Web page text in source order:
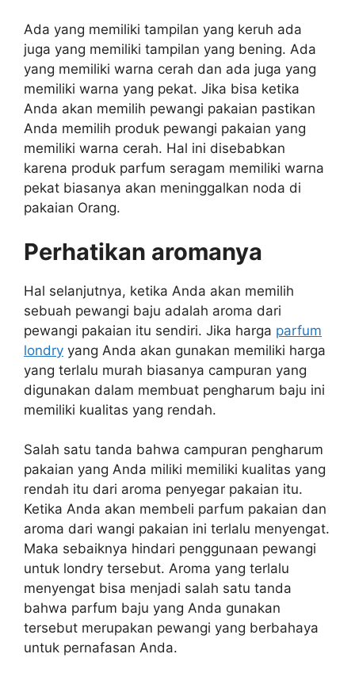
Ada yang memiliki tampilan yang keruh ada
juga yang memiliki tampilan yang bening. Ada
yang memiliki warna cerah dan ada juga yang
memiliki warna yang pekat. Jika bisa ketika
Anda akan memilih pewangi pakaian pastikan
Anda memilih produk pewangi pakaian yang
memiliki warna cerah. Hal ini disebabkan
karena produk parfum seragam memiliki warna
pekat biasanya akan meninggalkan noda di
pakaian Orang.
Perhatikan aromanya
Hal selanjutnya, ketika Anda akan memilih
sebuah pewangi baju adalah aroma dari
pewangi pakaian itu sendiri. Jika harga parfum
londry yang Anda akan gunakan memiliki harga
yang terlalu murah biasanya campuran yang
digunakan dalam membuat pengharum baju ini
memiliki kualitas yang rendah.
Salah satu tanda bahwa campuran pengharum
pakaian yang Anda miliki memiliki kualitas yang
rendah itu dari aroma penyegar pakaian itu.
Ketika Anda akan membeli parfum pakaian dan
aroma dari wangi pakaian ini terlalu menyengat.
Maka sebaiknya hindari penggunaan pewangi
untuk londry tersebut. Aroma yang terlalu
menyengat bisa menjadi salah satu tanda
bahwa parfum baju yang Anda gunakan
tersebut merupakan pewangi yang berbahaya
untuk pernafasan Anda.